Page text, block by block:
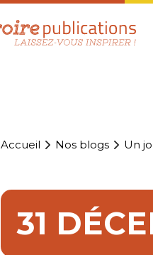
Accueil Nos blogs Un
31